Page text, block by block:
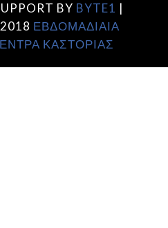
BY BYTE1 |
ΕΒΔΟΜΑΔΙΑΙΑ
ΚΑΣΤΟΡΙΑΣ